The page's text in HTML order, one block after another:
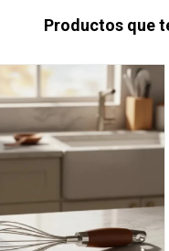
Productos que